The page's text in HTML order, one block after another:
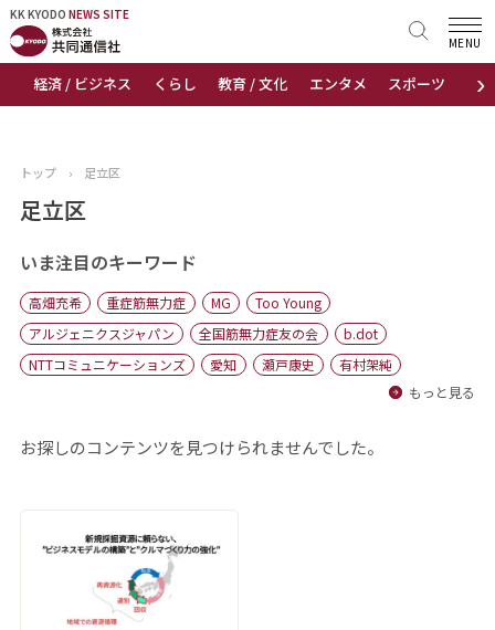
KK KYODO NEWS SITE
›
経済 / ビジネス くらし 教育 / 文化 エンタメ スポーツ 地域
MENU
KK KYODONEWS SITE
トップページ
ニュース
おすすめコンテンツ
出版物
会社概要
トップ › 足立区
足立区
いま注目のキーワード
高畑充希 重症筋無力症 MG
Too Young
アルジェニクスジャパン
全国筋無力症友の会
b.dot
NTTコミュニケーションズ
愛知 瀬戸康史
有村架純
もっと見る
お探しのコンテンツを見つけられませんでした。